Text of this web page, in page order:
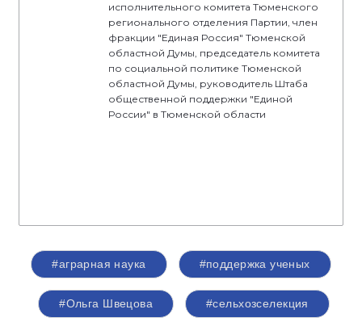
исполнительного комитета Тюменского
регионального отделения Партии, член
фракции "Единая Россия" Тюменской
областной Думы, председатель комитета
по социальной политике Тюменской
областной Думы, руководитель Штаба
общественной поддержки "Единой
России" в Тюменской области
#аграрная наука #поддержка ученых
#Ольга Швецова #сельхозселекция